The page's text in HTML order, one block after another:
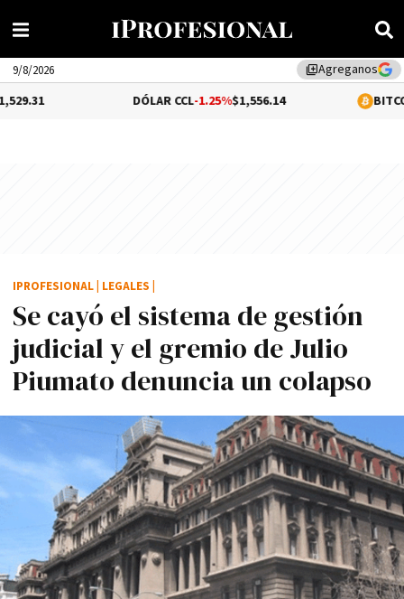
library_addAgreganos
9/8/2026
-1.25%$1,556.14 0.31%
Se cayó el sistema de gestión
judicial y el gremio de Julio
Piumato denuncia un colapso
IPROFESIONAL LEGALES